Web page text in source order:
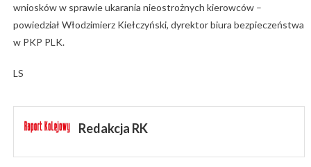
wniosków w sprawie ukarania nieostrożnych kierowców –
powiedział Włodzimierz Kiełczyński, dyrektor biura bezpieczeństwa
w PKP PLK.
LS
Redakcja RK